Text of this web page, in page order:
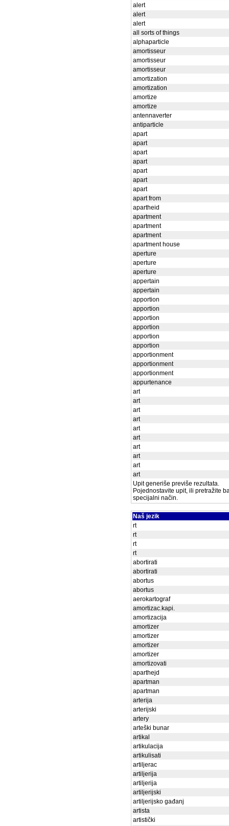
alert
alert
alert
all sorts of things
alphaparticle
amortisseur
amortisseur
amortisseur
amortization
amortization
amortize
amortize
antennaverter
antiparticle
apart
apart
apart
apart
apart
apart
apart
apart from
apartheid
apartment
apartment
apartment
apartment house
aperture
aperture
aperture
appertain
appertain
apportion
apportion
apportion
apportion
apportion
apportion
apportionment
apportionment
apportionment
appurtenance
art
art
art
art
art
art
art
art
art
art
Upit generiše previše rezultata.
Pojednostavite upit, ili pretražite
specijalni način.
Naš jezik
rt
rt
rt
rt
abortirati
abortirati
abortus
abortus
aerokartograf
amortizac.kapi.
amortizacija
amortizer
amortizer
amortizer
amortizer
amortizovati
aparthejd
apartman
apartman
arterija
arterijski
artery
arteški bunar
artikal
artikulacija
artikulisati
artiljerac
artiljerija
artiljerija
artiljerijski
artiljerijsko gađanj
artista
artistički